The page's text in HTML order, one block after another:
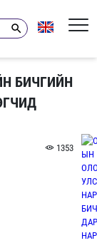
БИЧГИЙН
1353